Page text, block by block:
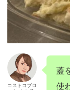
コストコブロ
蓋
使